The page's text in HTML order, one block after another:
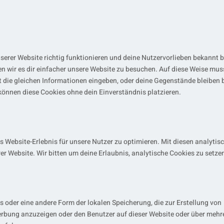
Website richtig funktionieren und deine Nutzervorlieben bekannt
es dir einfacher unsere Website zu besuchen. Auf diese Weise
gleichen Informationen eingeben, oder deine Gegenstände bleiben
diese Cookies ohne dein Einverständnis platzieren.
Website-Erlebnis für unsere Nutzer zu optimieren. Mit diesen
Website. Wir bitten um deine Erlaubnis, analytische Cookies zu
eine andere Form der lokalen Speicherung, die zur Erstellung von
anzuzeigen oder den Benutzer auf dieser Website oder über